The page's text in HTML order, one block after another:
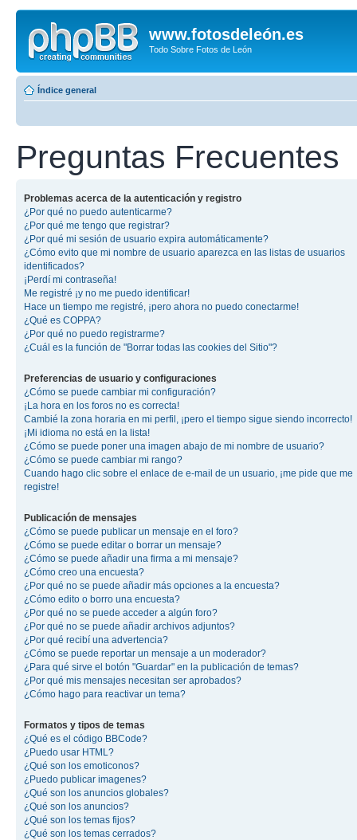
www.fotosdeleón.es
Todo Sobre Fotos de León
Índice general
Preguntas Frecuentes
Problemas acerca de la autenticación y registro
¿Por qué no puedo autenticarme?
¿Por qué me tengo que registrar?
¿Por qué mi sesión de usuario expira automáticamente?
¿Cómo evito que mi nombre de usuario aparezca en las listas de usuarios
identificados?
¡Perdí mi contraseña!
Me registré ¡y no me puedo identificar!
Hace un tiempo me registré, ¡pero ahora no puedo conectarme!
¿Qué es COPPA?
¿Por qué no puedo registrarme?
¿Cuál es la función de "Borrar todas las cookies del Sitio"?
Preferencias de usuario y configuraciones
¿Cómo se puede cambiar mi configuración?
¡La hora en los foros no es correcta!
Cambié la zona horaria en mi perfil, ¡pero el tiempo sigue siendo incorrecto!
¡Mi idioma no está en la lista!
¿Cómo se puede poner una imagen abajo de mi nombre de usuario?
¿Cómo se puede cambiar mi rango?
Cuando hago clic sobre el enlace de e-mail de un usuario, ¡me pide que me
registre!
Publicación de mensajes
¿Cómo se puede publicar un mensaje en el foro?
¿Cómo se puede editar o borrar un mensaje?
¿Cómo se puede añadir una firma a mi mensaje?
¿Cómo creo una encuesta?
¿Por qué no se puede añadir más opciones a la encuesta?
¿Cómo edito o borro una encuesta?
¿Por qué no se puede acceder a algún foro?
¿Por qué no se puede añadir archivos adjuntos?
¿Por qué recibí una advertencia?
¿Cómo se puede reportar un mensaje a un moderador?
¿Para qué sirve el botón "Guardar" en la publicación de temas?
¿Por qué mis mensajes necesitan ser aprobados?
¿Cómo hago para reactivar un tema?
Formatos y tipos de temas
¿Qué es el código BBCode?
¿Puedo usar HTML?
¿Qué son los emoticonos?
¿Puedo publicar imagenes?
¿Qué son los anuncios globales?
¿Qué son los anuncios?
¿Qué son los temas fijos?
¿Qué son los temas cerrados?